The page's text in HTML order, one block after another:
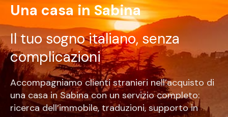
Una casa in Sabina
Il tuo sogno italiano, senza
complicazioni
Accompagniamo clienti stranieri nell’acquisto di
una casa in Sabina con un servizio completo:
ricerca dell’immobile, traduzioni, supporto in